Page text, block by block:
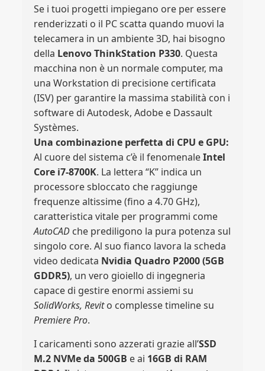
Se i tuoi progetti impiegano ore per essere
renderizzati o il PC scatta quando muovi la
telecamera in un ambiente 3D, hai bisogno
della Lenovo ThinkStation P330. Questa
macchina non è un normale computer, ma
una Workstation di precisione certificata
(ISV) per garantire la massima stabilità con i
software di Autodesk, Adobe e Dassault
Systèmes.
Una combinazione perfetta di CPU e GPU:
Al cuore del sistema c’è il fenomenaleIntel
Core i7-8700K. La lettera “K” indica un
processore sbloccato che raggiunge
frequenze altissime (fino a 4.70 GHz),
caratteristica vitale per programmi come
AutoCADche prediligono la pura potenza sul
singolo core. Al suo fianco lavora la scheda
video dedicata Nvidia Quadro P2000 (5GB
GDDR5), un vero gioiello di ingegneria
capace di gestire enormi assiemi su
SolidWorks, Revito complesse timeline su
Premiere Pro.
I caricamenti sono azzerati grazie all’SSD
M.2 NVMe da 500GB e ai 16GB di RAM